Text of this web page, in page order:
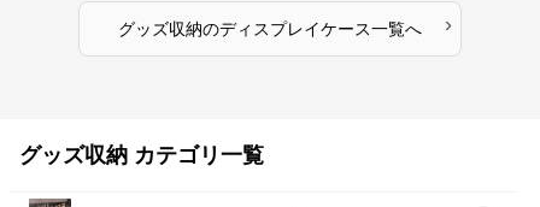
グッズ収納のディスプレイケース一覧へ ›
グッズ収納 カテゴリ一覧